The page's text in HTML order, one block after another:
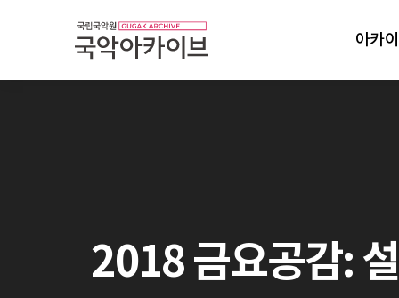
아카
2018 금요공감: